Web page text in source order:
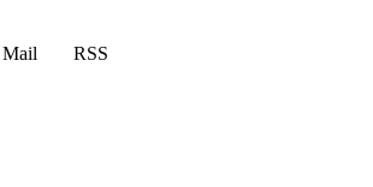
Mail RSS